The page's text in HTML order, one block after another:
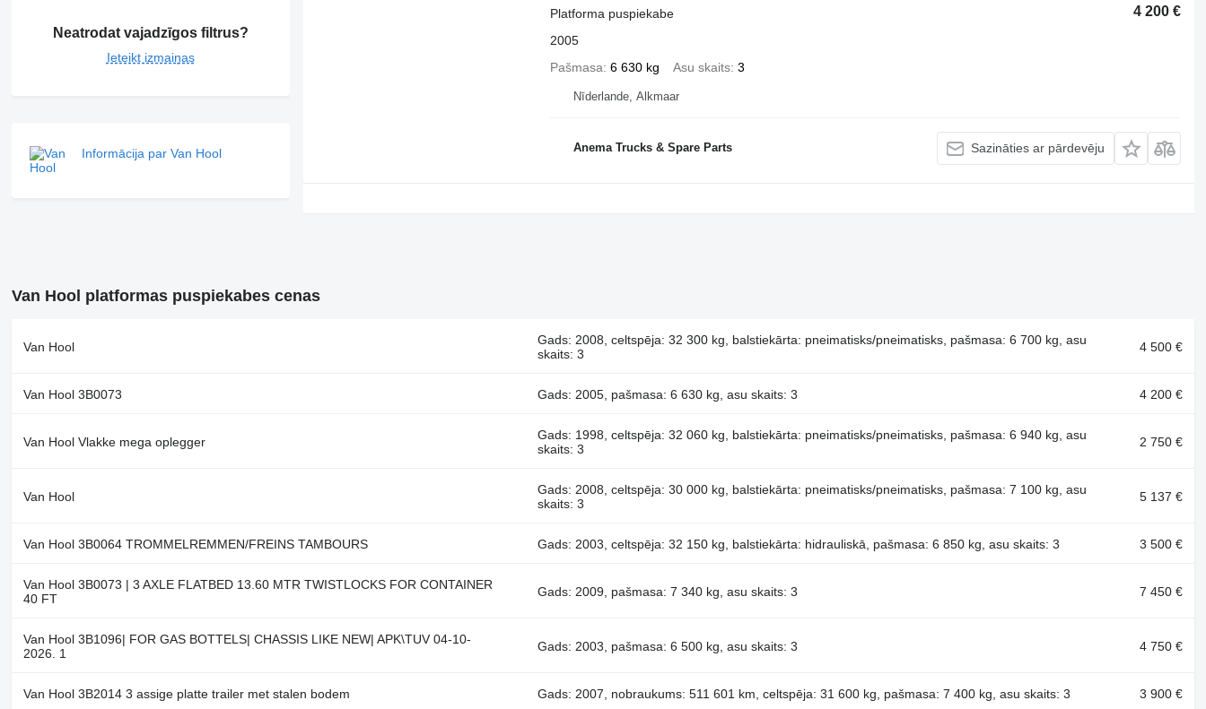
Neatrodat vajadzīgos filtrus?
Ieteikt izmaiņas
Informācija par Van Hool
4 200 €
Platforma puspiekabe
2005
Pašmasa 6 630 kg Asu skaits 3
Nīderlande, Alkmaar
Anema Trucks & Spare Parts Sazināties ar pārdevēju
Van Hool platformas puspiekabes cenas
Van Hool
Gads: 2008, celtspēja: 32 300 kg, balstiekārta: pneimatisks/pneimatisks, pašmasa: 6 700 kg, asu
skaits: 3
4 500 €
Van Hool 3B0073 Gads: 2005, pašmasa: 6 630 kg, asu skaits: 3 4 200 €
Van Hool Vlakke mega oplegger
Gads: 1998, celtspēja: 32 060 kg, balstiekārta: pneimatisks/pneimatisks, pašmasa: 6 940 kg, asu
skaits: 3
2 750 €
Van Hool
Gads: 2008, celtspēja: 30 000 kg, balstiekārta: pneimatisks/pneimatisks, pašmasa: 7 100 kg, asu
skaits: 3
5 137 €
Van Hool 3B0064 TROMMELREMMEN/FREINS TAMBOURS Gads: 2003, celtspēja: 32 150 kg, balstiekārta: hidrauliskā, pašmasa: 6 850 kg, asu skaits: 3 3 500 €
Van Hool 3B0073 | 3 AXLE FLATBED 13.60 MTR TWISTLOCKS FOR CONTAINER
40 FT
Gads: 2009, pašmasa: 7 340 kg, asu skaits: 3 7 450 €
Van Hool 3B1096| FOR GAS BOTTELS| CHASSIS LIKE NEW| APK\TUV 04-10-
2026. 1
Gads: 2003, pašmasa: 6 500 kg, asu skaits: 3 4 750 €
Van Hool 3B2014 3 assige platte trailer met stalen bodem Gads: 2007, nobraukums: 511 601 km, celtspēja: 31 600 kg, pašmasa: 7 400 kg, asu skaits: 3 3 900 €